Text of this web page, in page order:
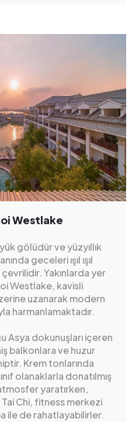
Westlake
gölüdür ve yüzyıllık
geceleri ışıl ışıl
Yakınlarda yer
Westlake, kavisli
uzanarak modern
harmanlamaktadır.
Asya dokunuşları içeren
balkonlara ve huzur
Krem tonlarında
olanaklarla donatılmış
yaratırken,
Chi, fitness merkezi
ile de rahatlayabilirler.